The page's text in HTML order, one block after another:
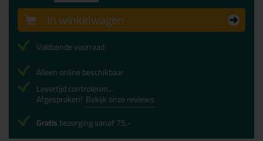
In winkelwagen
Voldoende voorraad
Alleen online beschikbaar
Levertijd controleren...
Afgesproken! Bekijk onze reviews
Gratisbezorging vanaf 75,-